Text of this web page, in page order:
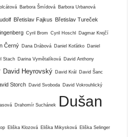
Barbora Šmídová Barbora Urbanová
Břetislav Fajkus Břetislav Tureček
Cyril Brom Cyril Hoschl Dagmar Krejčí
Černý Dana Drábová Daniel Koťátko Daniel
Stach Darina Vymětalíková David Anthony
David Heyrovský David Král David Šanc
Storch David Svoboda David Vokrouhlický
Drahomír Suchánek
Dušan
Eliška Klozová Eliška Mikysková Eliška Selinger